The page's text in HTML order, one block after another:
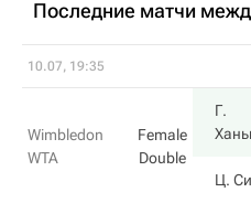
Последние матчи
10.07, 19:35
Wimbledon
WTA
Female
Double
Г.
Ц.